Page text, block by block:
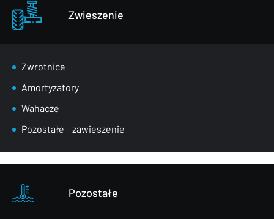
Zwieszenie
Zwrotnice
Amortyzatory
Wahacze
Pozostałe – zawieszenie
Pozostałe